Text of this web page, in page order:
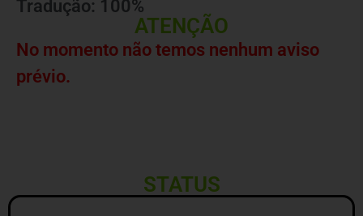
Tradução: 100%
ATENÇÃO
No momento não temos nenhum aviso
prévio.
STATUS